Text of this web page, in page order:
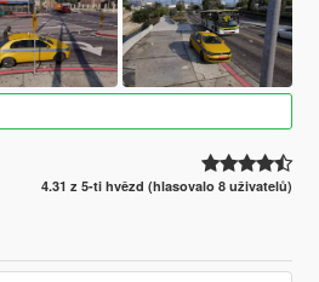
4.31 z 5-ti hvězd (hlasovalo 8 uživatelů)